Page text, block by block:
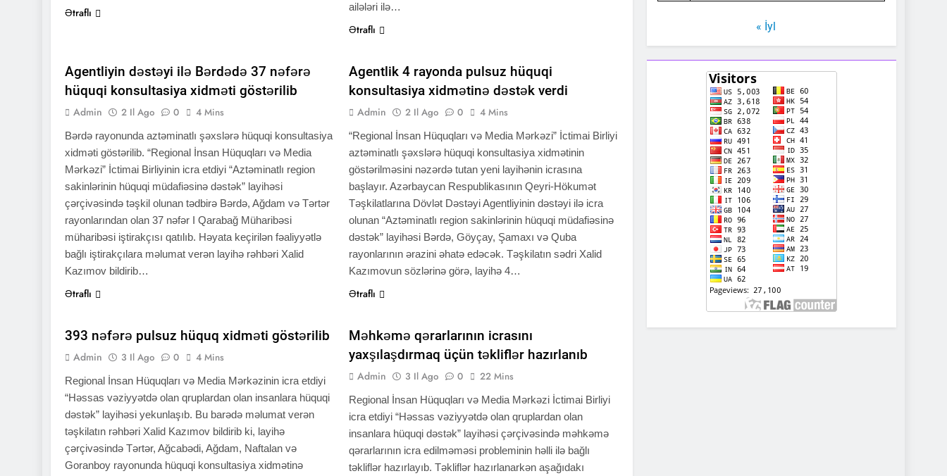
Ətraflı
ailələri ilə…
Ətraflı
Agentliyin dəstəyi ilə Bərdədə 37 nəfərə
hüquqi konsultasiya xidməti göstərilib
Admin 2 Il Ago 0 4 Mins
Bərdə rayonunda aztəminatlı şəxslərə hüquqi konsultasiya
xidməti göstərilib. “Regional İnsan Hüquqları və Media
Mərkəzi” İctimai Birliyinin icra etdiyi “Aztəminatlı region
sakinlərinin hüquqi müdafiəsinə dəstək” layihəsi
çərçivəsində təşkil olunan tədbirə Bərdə, Ağdam və Tərtər
rayonlarından olan 37 nəfər I Qarabağ Müharibəsi
müharibəsi iştirakçısı qatılıb. Həyata keçirilən fəaliyyətlə
bağlı iştirakçılara məlumat verən layihə rəhbəri Xalid
Kazımov bildirib…
Ətraflı
Agentlik 4 rayonda pulsuz hüquqi
konsultasiya xidmətinə dəstək verdi
Admin 2 Il Ago 0 4 Mins
“Regional İnsan Hüquqları və Media Mərkəzi” İctimai Birliyi
aztəminatlı şəxslərə hüquqi konsultasiya xidmətinin
göstərilməsini nəzərdə tutan yeni layihənin icrasına
başlayır. Azərbaycan Respublikasının Qeyri-Hökumət
Təşkilatlarına Dövlət Dəstəyi Agentliyinin dəstəyi ilə icra
olunan “Aztəminatlı region sakinlərinin hüquqi müdafiəsinə
dəstək” layihəsi Bərdə, Göyçay, Şamaxı və Quba
rayonlarının ərazini əhatə edəcək. Təşkilatın sədri Xalid
Kazımovun sözlərinə görə, layihə 4…
Ətraflı
393 nəfərə pulsuz hüquq xidməti göstərilib
Admin 3 Il Ago 0 4 Mins
Regional İnsan Hüquqları və Media Mərkəzinin icra etdiyi
“Həssas vəziyyətdə olan qruplardan olan insanlara hüquqi
dəstək” layihəsi yekunlaşıb. Bu barədə məlumat verən
təşkilatın rəhbəri Xalid Kazımov bildirib ki, layihə
çərçivəsində Tərtər, Ağcabədi, Ağdam, Naftalan və
Goranboy rayonunda hüquqi konsultasiya xidmətinə
Məhkəmə qərarlarının icrasını
yaxşılaşdırmaq üçün təkliflər hazırlanıb
Admin 3 Il Ago 0 22 Mins
Regional İnsan Hüquqları və Media Mərkəzi İctimai Birliyi
icra etdiyi “Həssas vəziyyətdə olan qruplardan olan
insanlara hüquqi dəstək” layihəsi çərçivəsində məhkəmə
qərarlarının icra edilməməsi probleminin həlli ilə bağlı
təkliflər hazırlayıb. Təkliflər hazırlanarkən aşağıdakı
« İyl